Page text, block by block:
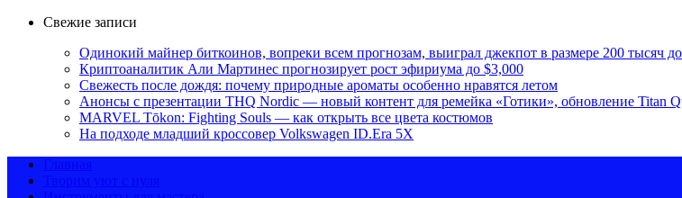
Свежие записи
Одинокий майнер биткоинов, вопреки всем прогнозам, выиграл джекпот в размере 200 тысяч
Криптоаналитик Али Мартинес прогнозирует рост эфириума до $3,000
Свежесть после дождя: почему природные ароматы особенно нравятся летом
Анонсы с презентации THQ Nordic — новый контент для ремейка «Готики», обновление Titan
MARVEL Tōkon: Fighting Souls — как открыть все цвета костюмов
На подходе младший кроссовер Volkswagen ID.Era 5X